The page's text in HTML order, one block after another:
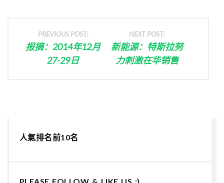
PREVIOUS POST:
报摘：2014年12月
27-29日
NEXT POST:
新能源：特斯拉努
力刺激在华销售
人氣排名前10名